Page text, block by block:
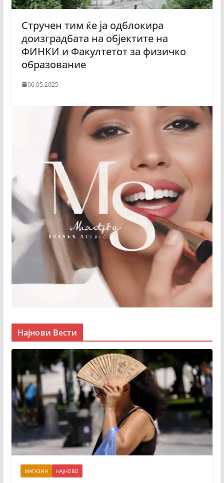
Стручен тим ќе ја одблокира
доизградбата на објектите на
ФИНКИ и Факултетот за физичко
образование
06.05.2025
Најнови Вести
МАГАЗИН НАЈНОВО